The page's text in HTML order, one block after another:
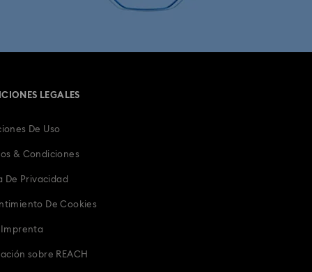
Joyas de Mariquitas de Cristal
Joyería, Figuras y Accesorios del Zodiaco
Regalos navideños
LEGALES
De Uso
& Condiciones
De Privacidad
De Cookies
Imprenta
sobre REACH